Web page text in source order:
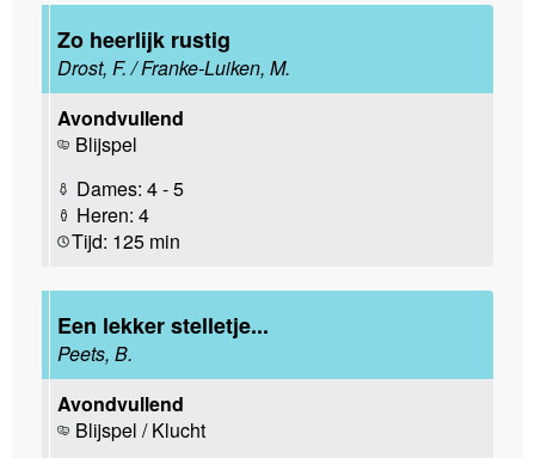
Zo heerlijk rustig
Drost, F. / Franke-Luiken, M.
Avondvullend
Blijspel
Dames: 4 - 5
Heren: 4
Tijd: 125 min
Een lekker stelletje...
Peets, B.
Avondvullend
Blijspel / Klucht